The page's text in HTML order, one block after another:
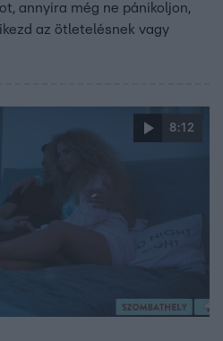
annyira még ne pánikoljon,
az ötletelésnek vagy
8:12